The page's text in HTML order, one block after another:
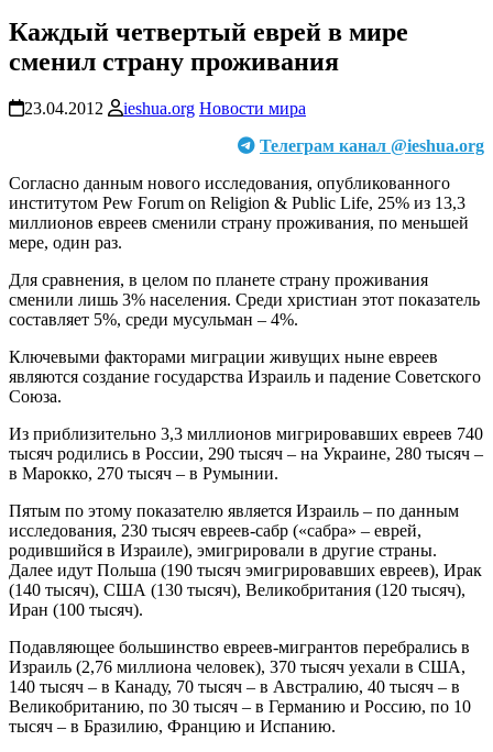
Каждый четвертый еврей в мире
сменил страну проживания
23.04.2012 ieshua.org Новости мира
Телеграм канал @ieshua.org
Согласно данным нового исследования, опубликованного
институтом Pew Forum on Religion & Public Life, 25% из 13,3
миллионов евреев сменили страну проживания, по меньшей
мере, один раз.
Для сравнения, в целом по планете страну проживания
сменили лишь 3% населения. Среди христиан этот показатель
составляет 5%, среди мусульман – 4%.
Ключевыми факторами миграции живущих ныне евреев
являются создание государства Израиль и падение Советского
Союза.
Из приблизительно 3,3 миллионов мигрировавших евреев 740
тысяч родились в России, 290 тысяч – на Украине, 280 тысяч –
в Марокко, 270 тысяч – в Румынии.
Пятым по этому показателю является Израиль – по данным
исследования, 230 тысяч евреев-сабр («сабра» – еврей,
родившийся в Израиле), эмигрировали в другие страны.
Далее идут Польша (190 тысяч эмигрировавших евреев), Ирак
(140 тысяч), США (130 тысяч), Великобритания (120 тысяч),
Иран (100 тысяч).
Подавляющее большинство евреев-мигрантов перебрались в
Израиль (2,76 миллиона человек), 370 тысяч уехали в США,
140 тысяч – в Канаду, 70 тысяч – в Австралию, 40 тысяч – в
Великобританию, по 30 тысяч – в Германию и Россию, по 10
тысяч – в Бразилию, Францию и Испанию.